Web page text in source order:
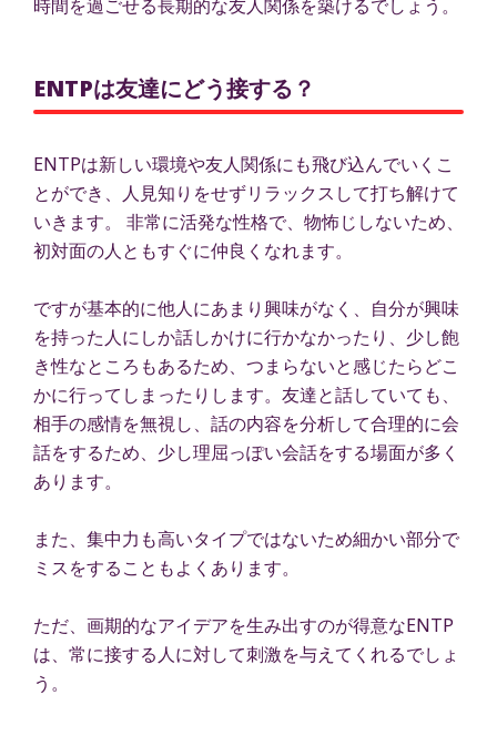
時間を過ごせる長期的な友人関係を築けるでしょう。
ENTPは友達にどう接する？
ENTPは新しい環境や友人関係にも飛び込んでいくこ
とができ、人見知りをせずリラックスして打ち解けて
いきます。 非常に活発な性格で、物怖じしないため、
初対面の人ともすぐに仲良くなれます。
ですが基本的に他人にあまり興味がなく、自分が興味
を持った人にしか話しかけに行かなかったり、少し飽
き性なところもあるため、つまらないと感じたらどこ
かに行ってしまったりします。友達と話していても、
相手の感情を無視し、話の内容を分析して合理的に会
話をするため、少し理屈っぽい会話をする場面が多く
あります。
また、集中力も高いタイプではないため細かい部分で
ミスをすることもよくあります。
ただ、画期的なアイデアを生み出すのが得意なENTP
は、常に接する人に対して刺激を与えてくれるでしょ
う。